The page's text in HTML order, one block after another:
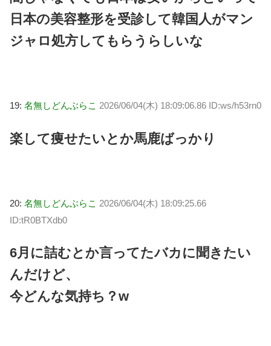
日本の美容整形を受診して韓国人がマン
ジャロ処方してもらうらしいな
19: 名無しどんぶらこ 2026/06/04(木) 18:09:06.86 ID:ws/h53rn0
楽して痩せたいとか馬鹿ばっかり
20: 名無しどんぶらこ 2026/06/04(木) 18:09:25.66
ID:tR0BTXdb0
6月に詰むとか言ってたバカに聞きたい
んだけど、
今どんな気持ち？w